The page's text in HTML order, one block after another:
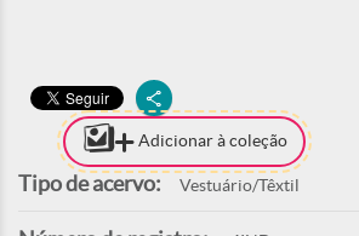
Adicionar à coleção
Tipo de acervo: Vestuário/Têxtil